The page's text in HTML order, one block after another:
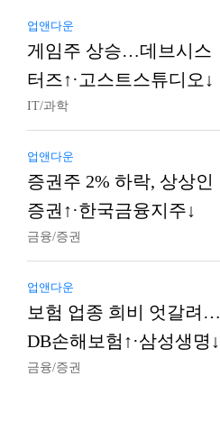
업앤다운
게임주 상승…데브시스
터즈↑·고스트스튜디오↓
IT/과학
업앤다운
증권주 2% 하락, 상상인
증권↑·한국금융지주↓
금융/증권
업앤다운
보험 업종 희비 엇갈려…
DB손해보험↑·삼성생명↓
금융/증권